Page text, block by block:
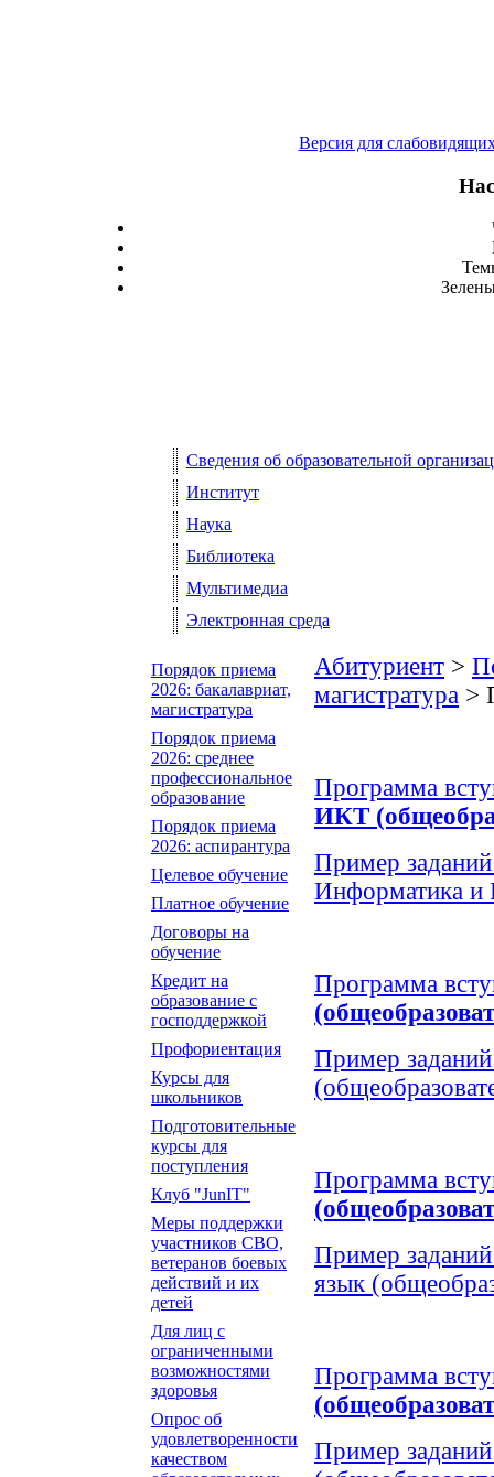
Версия для
Сведения об образовательной
Институт
Наука
Библиотека
Мультимедиа
Электронная среда
Порядок приема
2026: бакалавриат,
магистратура
Порядок приема
2026: среднее
профессиональное
образование
Порядок приема
2026: аспирантура
Целевое обучение
Платное обучение
Договоры на
обучение
Кредит на
образование с
господдержкой
Профориентация
Курсы для
школьников
Подготовительные
курсы для
поступления
Клуб "JunIT"
Меры поддержки
участников СВО,
ветеранов боевых
действий и их
детей
Для лиц с
ограниченными
возможностями
здоровья
Опрос об
удовлетворенности
качеством
Абитуриент >
магистратура >
Программа
ИКТ
Пример
Информатика и
Программа
Пример
Программа
Пример
язык
Программа
Пример